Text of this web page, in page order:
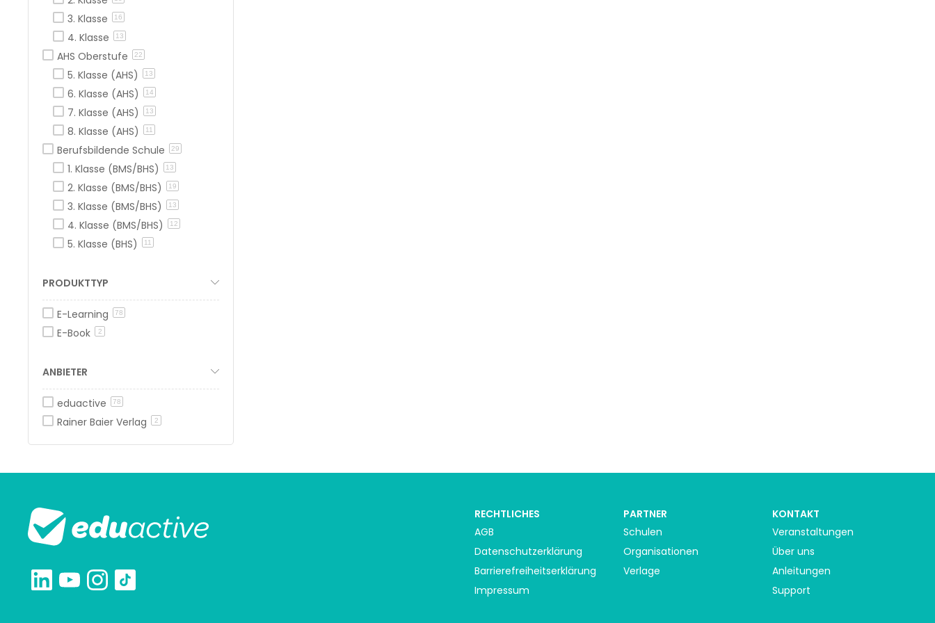
3. Klasse 16
4. Klasse 13
AHS Oberstufe 22
5. Klasse (AHS) 13
6. Klasse (AHS) 14
7. Klasse (AHS) 13
8. Klasse (AHS) 11
Berufsbildende Schule 29
1. Klasse (BMS/BHS) 13
2. Klasse (BMS/BHS) 19
3. Klasse (BMS/BHS) 13
4. Klasse (BMS/BHS) 12
5. Klasse (BHS) 11
PRODUKTTYP
E-Learning 78
E-Book 2
ANBIETER
eduactive 78
Rainer Baier Verlag 2
RECHTLICHES
AGB
Datenschutzerklärung
Barrierefreiheitserklärung
Impressum
PARTNER
Schulen
Organisationen
Verlage
KONTAKT
Veranstaltungen
Über uns
Anleitungen
Support